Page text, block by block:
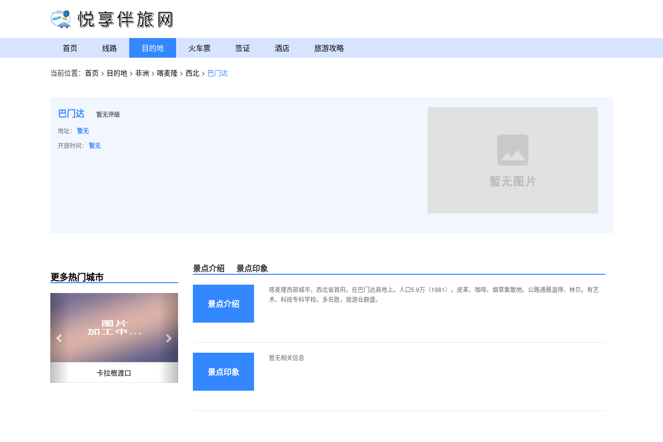
首页 线路 目的地 火车票 签证 酒店 旅游攻略
当前位置： 首页 > 目的地 > 非洲 > 喀麦隆 > 西北 > 巴门达
巴门达 暂无评级
地址： 暂无
开放时间： 暂无
更多热门城市
卡拉根渡口
景点介绍 景点印象
景点介绍
喀麦隆西部城市，西北省首府。在巴门达高地上。人口5.9万（1981）。皮革、咖啡、烟草集散地。公路通雅温得、林贝。有艺
术、科技专科学校。多名胜，旅游业颇盛。
景点印象
暂无相关信息